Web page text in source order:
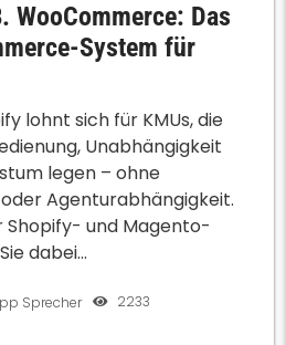
WooCommerce: Das
System für
Sprecher 2233
lohnt sich für KMUs, die
Unabhängigkeit
legen – ohne
Agenturabhängigkeit.
Shopify- und Magento-
dabei...